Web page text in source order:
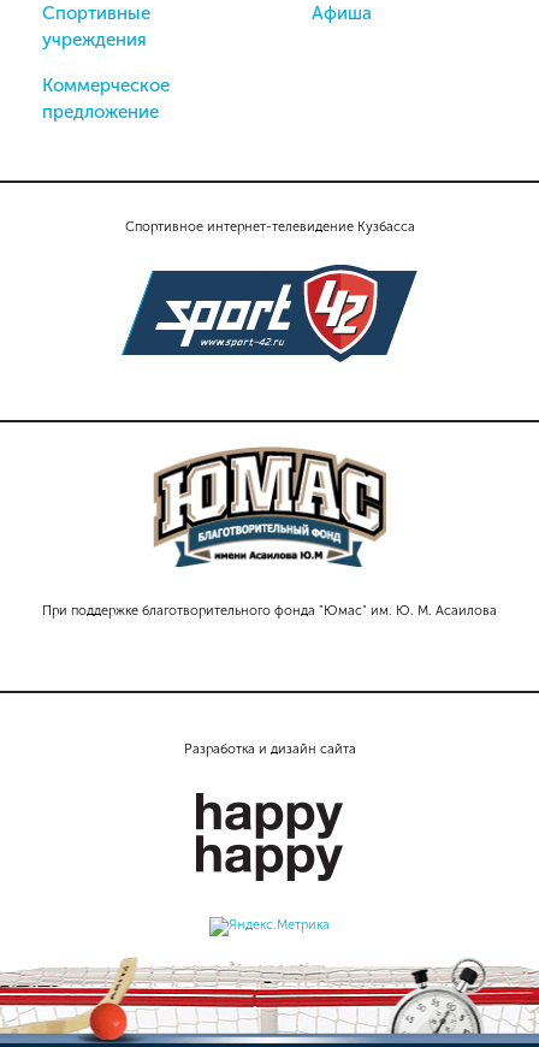
Спортивное интернет-телевидение Кузбасса
При поддержке благотворительного фонда "Юмас" им. Ю. М. Асаилова
Спортивные
учреждения
Коммерческое
предложение
Афиша
Разработка и дизайн сайта